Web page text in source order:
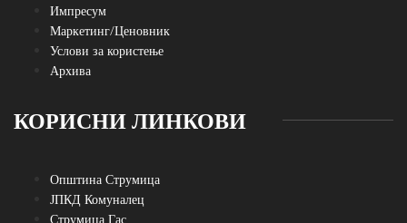
Импресум
Маркетинг/Ценовник
Услови за користење
Архива
КОРИСНИ ЛИНКОВИ
Општина Струмица
ЈПКД Комуналец
Струмица Гас